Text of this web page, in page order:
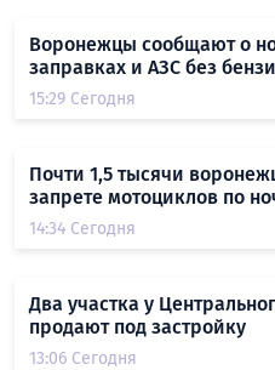
Воронежцы сообщают о
заправках и АЗС без
15:29 Сегодня
Почти 1,5 тысячи
запрете мотоциклов по
14:34 Сегодня
Два участка у
продают под застройку
13:06 Сегодня